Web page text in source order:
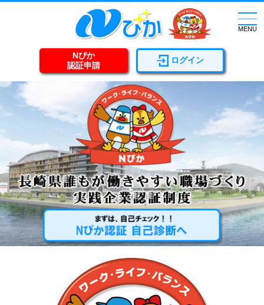
Nぴか
認証申請
ログイン
MENU